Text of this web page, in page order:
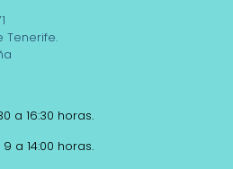
Tenerife.
a 16:30 horas.
a 14:00 horas.